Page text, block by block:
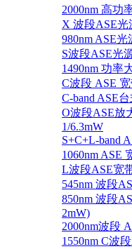
2000nm 高功
X 波段ASE光
980nm ASE
S波段ASE光
1490nm 功率
C波段 ASE
C-band ASE
O波段ASE放
1/6.3mW
S+C+L-band
1060nm ASE
L波段ASE宽
545nm 波段
850nm 波段
2mW)
2000nm波段
1550nm C波